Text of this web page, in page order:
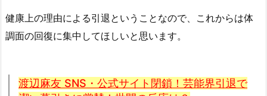
健康上の理由による引退ということなので、これからは体
調面の回復に集中してほしいと思います。
渡辺麻友 SNS・公式サイト閉鎖！芸能界引退で